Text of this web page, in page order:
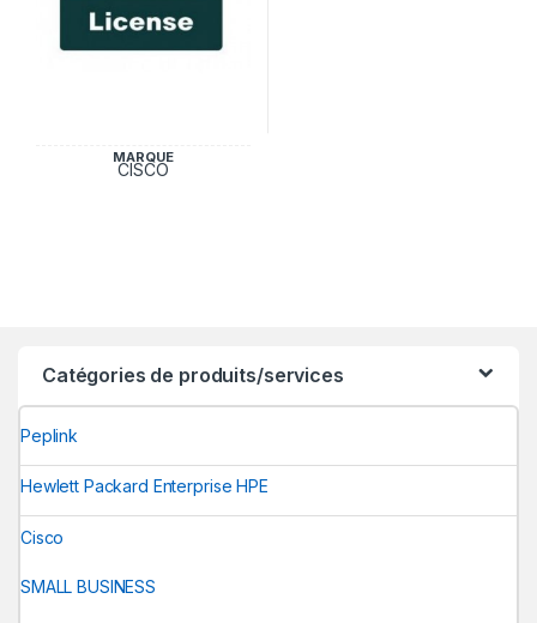
MARQUE
CISCO
Catégories de produits/services
Peplink
Hewlett Packard Enterprise HPE
Cisco
SMALL BUSINESS